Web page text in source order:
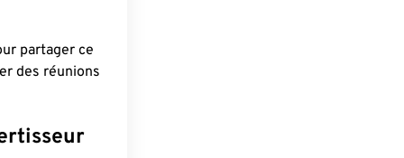
partager ce
des réunions